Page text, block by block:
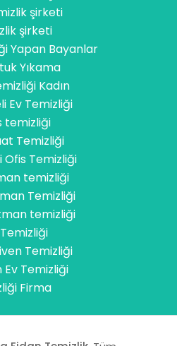
şirketi
şirketi
Yapan Bayanlar
Yıkama
Kadın
Ev Temizliği
temizliği
Temizliği
Temizliği
temizliği
Temizliği
temizliği
Temizliği
Temizliği
Firma